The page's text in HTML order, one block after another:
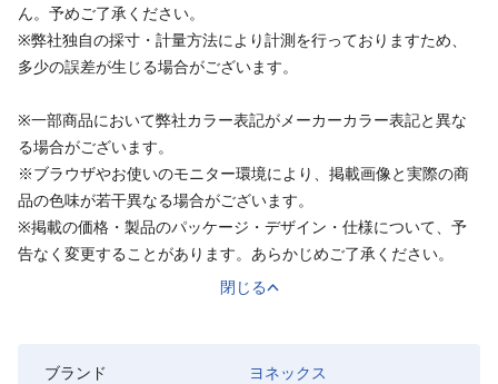
ん。予めご了承ください。
※弊社独自の採寸・計量方法により計測を行っておりますため、
多少の誤差が生じる場合がございます。
※一部商品において弊社カラー表記がメーカーカラー表記と異な
る場合がございます。
※ブラウザやお使いのモニター環境により、掲載画像と実際の商
品の色味が若干異なる場合がございます。
※掲載の価格・製品のパッケージ・デザイン・仕様について、予
告なく変更することがあります。あらかじめご了承ください。
閉じる
ブランド
ヨネックス